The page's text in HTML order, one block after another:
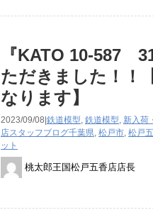
『KATO 10-587
ただきました！！
なります】
2023/09/08| 鉄道模型, 鉄道模型, 新入荷
店スタッフブログ千葉県, 松戸市, 松戸
ット
桃太郎王国松戸五香店店長